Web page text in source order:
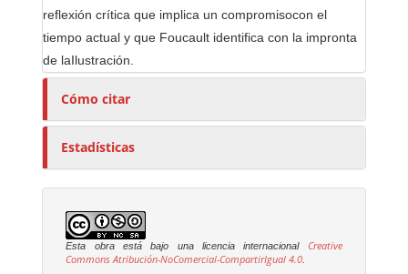
reflexión crítica que implica un compromisocon el
tiempo actual y que Foucault identifica con la impronta
de laIlustración.
Cómo citar
Estadísticas
Esta obra está bajo una licencia internacional
Creative
Commons Atribución-NoComercial-CompartirIgual 4.0